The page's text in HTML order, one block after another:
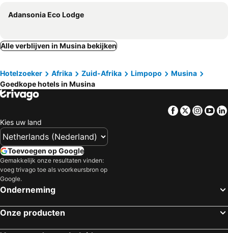
Adansonia Eco Lodge
Alle verblijven in Musina bekijken
Hotelzoeker Afrika Zuid-Afrika Limpopo
Musina
Goedkope hotels in Musina
Facebook
Twitter
Kies uw land
Toevoegen op Google
Gemakkelijk onze resultaten vinden:
voeg trivago toe als voorkeursbron op
Google.
Onderneming
Onze producten